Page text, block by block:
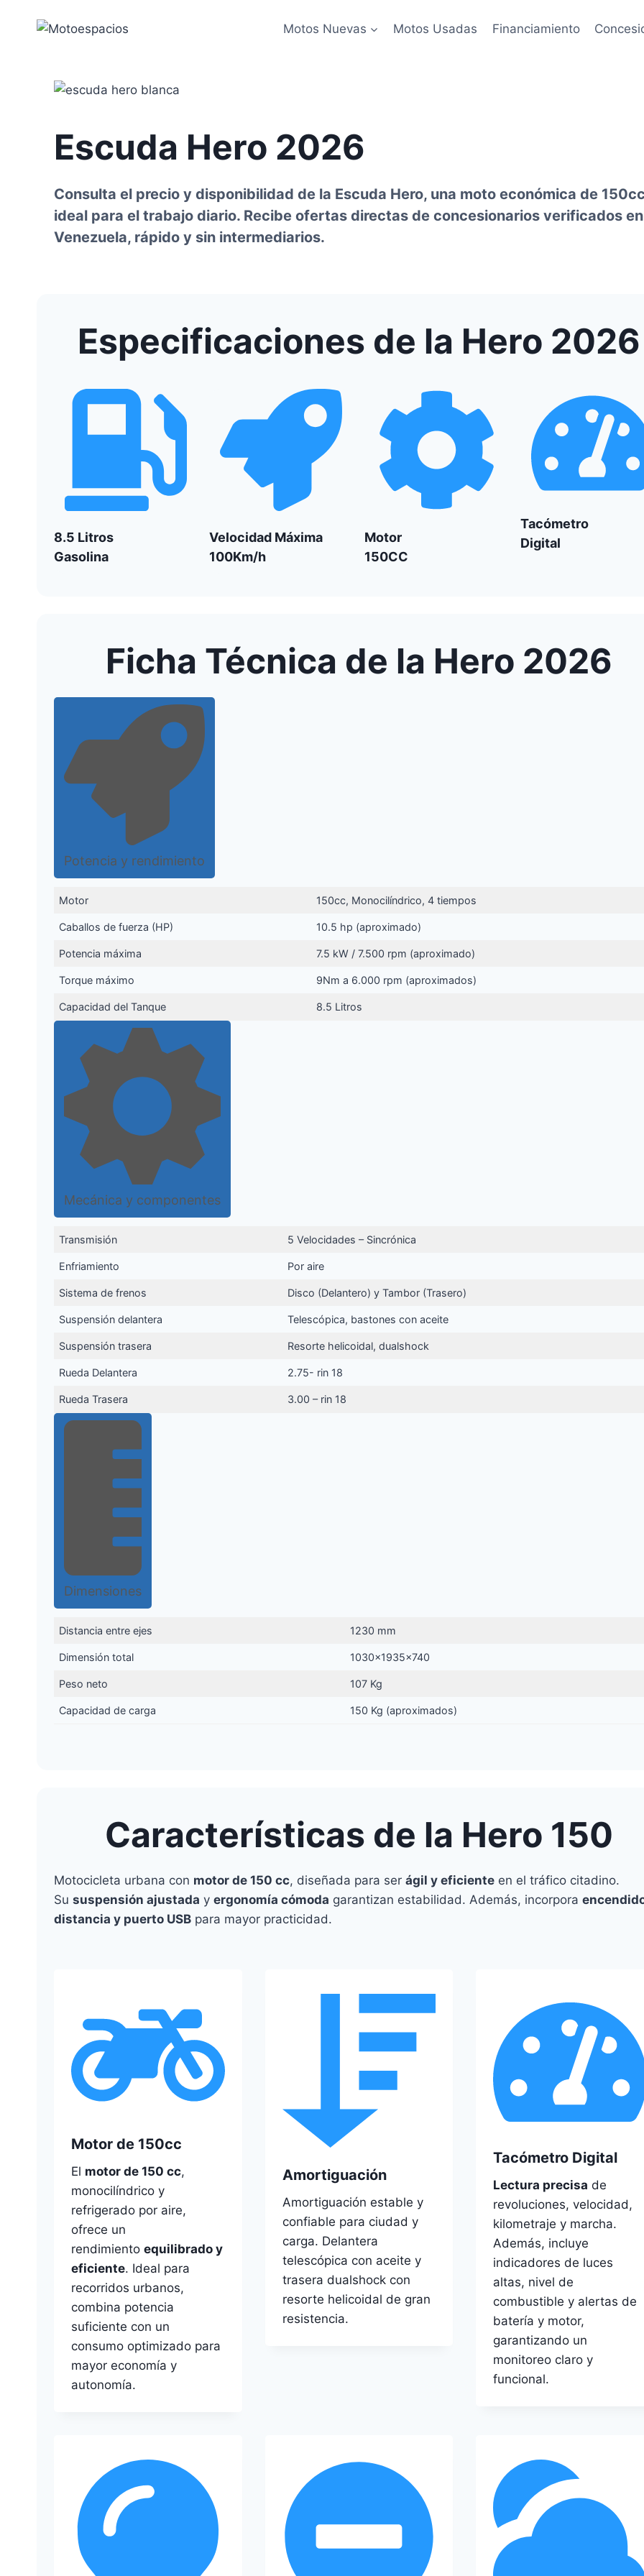
Motos Nuevas Motos Usadas Financiamiento
Escuda Hero 2026
Consulta el precio y disponibilidad de la Escuda Hero, una moto económica de
ideal para el trabajo diario. Recibe ofertas directas de concesionarios verificados en
Venezuela, rápido y sin intermediarios.
Especificaciones de la Hero 2026
8.5 Litros
Gasolina
Velocidad Máxima
100Km/h
Motor
150CC
Tacómetro
Digital
Ficha Técnica de la Hero 2026
Potencia y rendimiento
Motor 150cc, Monocilíndrico, 4 tiempos
Caballos de fuerza (HP) 10.5 hp (aproximado)
Potencia máxima 7.5 kW / 7.500 rpm (aproximado)
Torque máximo 9Nm a 6.000 rpm (aproximados)
Capacidad del Tanque 8.5 Litros
Mecánica y componentes
Transmisión 5 Velocidades – Sincrónica
Enfriamiento Por aire
Sistema de frenos Disco (Delantero) y Tambor (Trasero)
Suspensión delantera Telescópica, bastones con aceite
Suspensión trasera Resorte helicoidal, dualshock
Rueda Delantera 2.75- rin 18
Rueda Trasera 3.00 – rin 18
Dimensiones
Distancia entre ejes 1230 mm
Dimensión total 1030x1935x740
Peso neto 107 Kg
Capacidad de carga 150 Kg (aproximados)
Características de la Hero 150
Motocicleta urbana con motor de 150 cc, diseñada para ser ágil y eficiente en el tráfico citadino.
Su suspensión ajustada y ergonomía cómoda garantizan estabilidad. Además, incorpora
distancia y puerto USB para mayor practicidad.
Motor de 150cc
El motor de 150 cc,
monocilíndrico y
refrigerado por aire,
ofrece un
rendimiento equilibrado y
eficiente. Ideal para
recorridos urbanos,
combina potencia
suficiente con un
consumo optimizado para
mayor economía y
autonomía.
Amortiguación
Amortiguación estable y
confiable para ciudad y
carga. Delantera
telescópica con aceite y
trasera dualshock con
resorte helicoidal de gran
resistencia.
Tacómetro Digital
Lectura precisa de
revoluciones, velocidad,
kilometraje y marcha.
Además, incluye
indicadores de luces
altas, nivel de
combustible y alertas de
batería y motor,
garantizando un
monitoreo claro y
funcional.